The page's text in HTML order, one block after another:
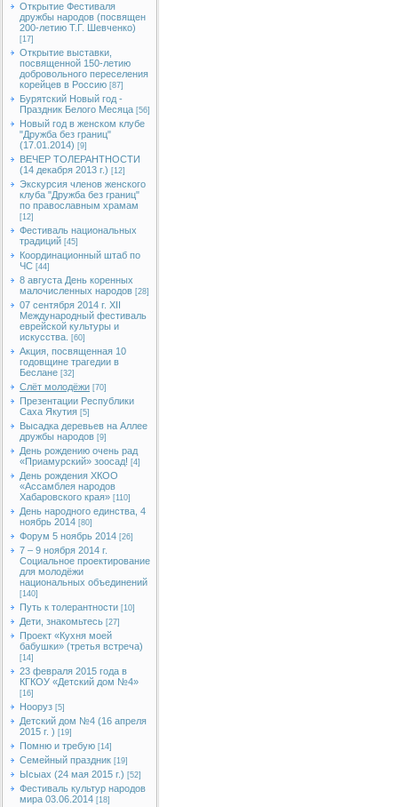
Открытие Фестиваля
дружбы народов (посвящен
200-летию Т.Г. Шевченко)
[17]
Открытие выставки,
посвященной 150-летию
добровольного переселения
корейцев в Россию [87]
Бурятский Новый год -
Праздник Белого Месяца [56]
Новый год в женском клубе
"Дружба без границ"
(17.01.2014) [9]
ВЕЧЕР ТОЛЕРАНТНОСТИ
(14 декабря 2013 г.) [12]
Экскурсия членов женского
клуба "Дружба без границ"
по православным храмам
[12]
Фестиваль национальных
традиций [45]
Координационный штаб по
ЧС [44]
8 августа День коренных
малочисленных народов [28]
07 сентября 2014 г. XII
Международный фестиваль
еврейской культуры и
искусства.
[60]
Акция, посвященная 10
годовщине трагедии в
Беслане [32]
Слёт молодёжи [70]
Презентации Республики
Саха Якутия [5]
Высадка деревьев на Аллее
дружбы народов [9]
День рождению очень рад
«Приамурский» зоосад! [4]
День рождения ХКОО
«Ассамблея народов
Хабаровского края» [110]
День народного единства, 4
ноябрь 2014 [80]
Форум 5 ноябрь 2014 [26]
7 – 9 ноября 2014 г.
Социальное проектирование
для молодёжи
национальных объединений
[140]
Путь к толерантности [10]
Дети, знакомьтесь [27]
Проект «Кухня моей
бабушки» (третья встреча)
[14]
23 февраля 2015 года в
КГКОУ «Детский дом №4»
[16]
Нооруз [5]
Детский дом №4 (16 апреля
2015 г. ) [19]
Помню и требую [14]
Семейный праздник [19]
Ысыах (24 мая 2015 г.) [52]
Фестиваль культур народов
мира 03.06.2014 [18]